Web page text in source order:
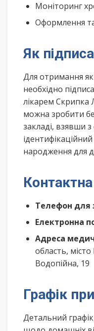
Моніторинг
Оформлення
Як
Для отримання
необхідно
лікарем
можна зробити
закладі, взявши
народження для
Телефон для
Електронна
Адреса
область,
Водопійна, 19
Графік
Детальний